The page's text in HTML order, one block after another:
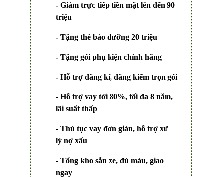
- Giảm trực tiếp tiền mặt lên đến 90
triệu
- Tặng thẻ bảo dưỡng 20 triệu
- Tặng gói phụ kiện chính hãng
- Hỗ trợ đăng kí, đăng kiểm trọn gói
- Hỗ trợ vay tới 80%, tối đa 8 năm,
lãi suất thấp
- Thủ tục vay đơn giản, hỗ trợ xử
lý nợ xấu
- Tổng kho sẵn xe, đủ màu, giao
ngay